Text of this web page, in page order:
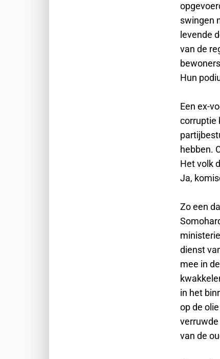
swingen
levende
van de
Hun
Een ex-
corruptie
hebben.
Het volk
Ja,
Zo een
dienst
mee in
in het
op de
van de